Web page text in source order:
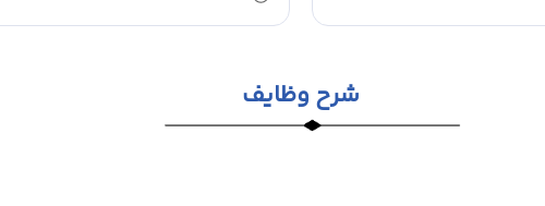
شرح وظایف